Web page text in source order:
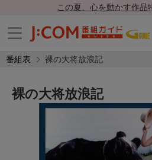
この夏、心を動かす作品
番組表 裸の大将放浪記
裸の大将放浪記